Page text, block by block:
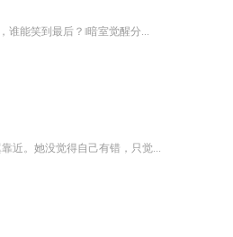
谁能笑到最后？‖暗室觉醒分...
近。她没觉得自己有错，只觉...